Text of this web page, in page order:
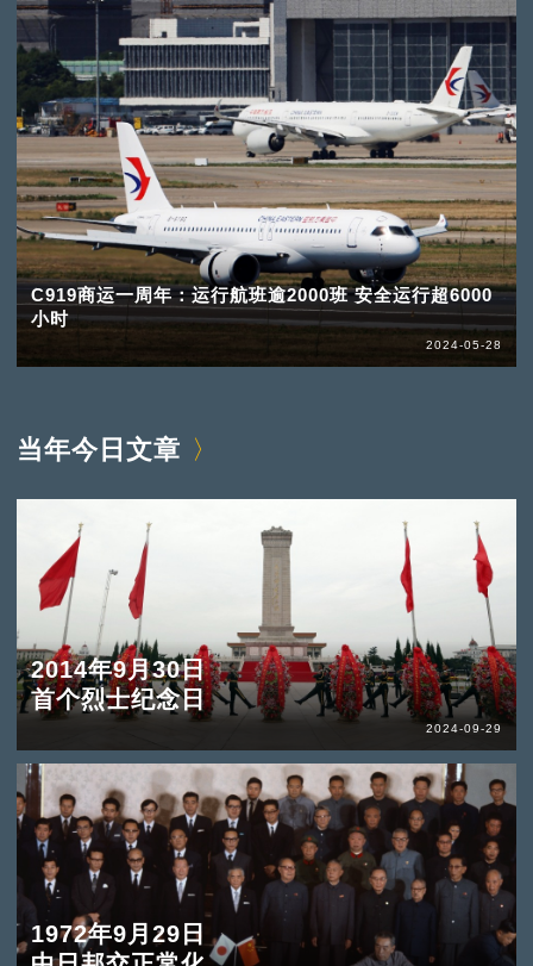
C919商运一周年：运行航班逾2000班 安全运行超6000
小时
2024-05-28
当年今日文章
2014年9月30日
首个烈士纪念日
2024-09-29
1972年9月29日